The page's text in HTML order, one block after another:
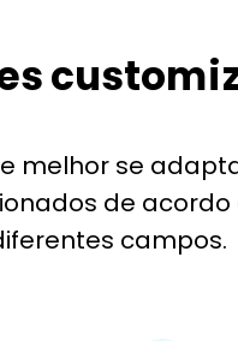
melhor se
de
campos.